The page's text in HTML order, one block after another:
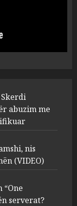
për
publike dhe
nis
për Koço
të maskuar
Albania”,
A u vodhën
abuzim me
nis
(VIDEO)
“One
serverat?